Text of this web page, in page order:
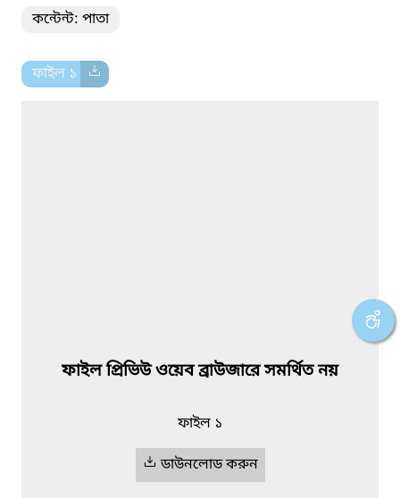
কন্টেন্ট: পাতা
ফাইল ১
ফাইল প্রিভিউ ওয়েব ব্রাউজারে সমর্থিত নয়
ফাইল ১
ডাউনলোড করুন